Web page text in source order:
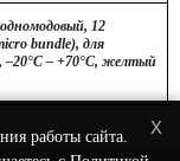
работы сайта.
x
12
bundle), для
–20°C – +70°C, желтый